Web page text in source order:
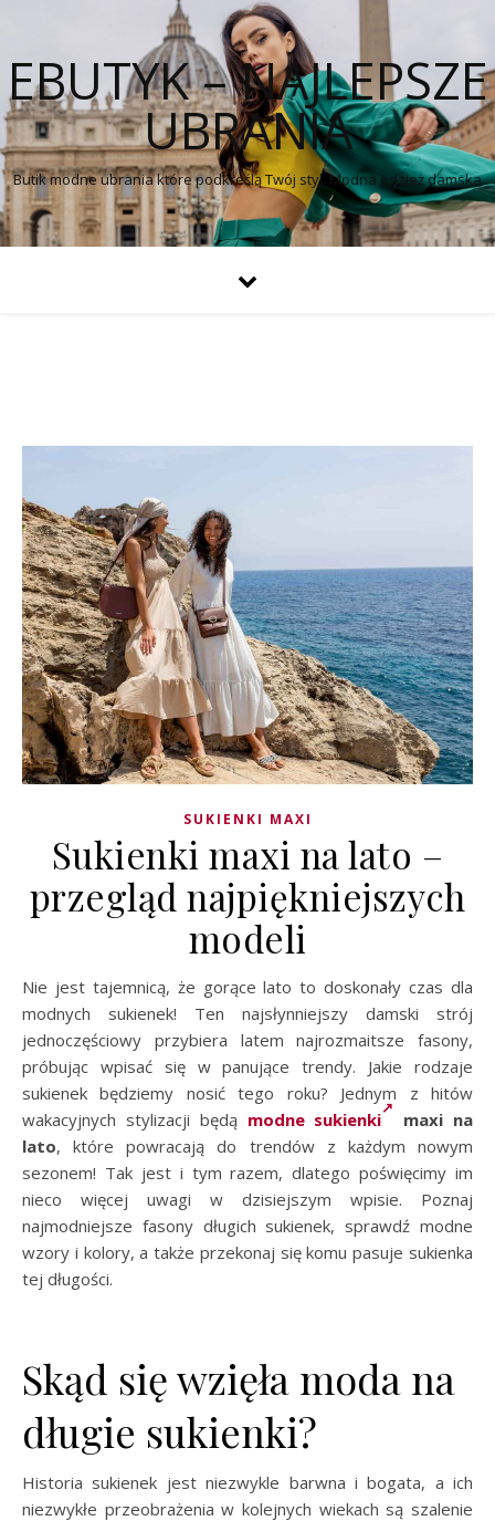
EBUTYK – NAJLEPSZE
UBRANIA
Butik modne ubrania które podkreślą Twój styl. Modna odzież damska
SUKIENKI MAXI
Sukienki maxi na lato –
przegląd najpiękniejszych
modeli
Nie jest tajemnicą, że gorące lato to doskonały czas dla
modnych sukienek! Ten najsłynniejszy damski strój
jednoczęściowy przybiera latem najrozmaitsze fasony,
próbując wpisać się w panujące trendy. Jakie rodzaje
sukienek będziemy nosić tego roku? Jednym z hitów
wakacyjnych stylizacji będą modne sukienki
maxi na
lato, które powracają do trendów z każdym nowym
sezonem! Tak jest i tym razem, dlatego poświęcimy im
nieco więcej uwagi w dzisiejszym wpisie. Poznaj
najmodniejsze fasony długich sukienek, sprawdź modne
wzory i kolory, a także przekonaj się komu pasuje sukienka
tej długości.
Skąd się wzięła moda na
długie sukienki?
Historia sukienek jest niezwykle barwna i bogata, a ich
niezwykłe przeobrażenia w kolejnych wiekach są szalenie